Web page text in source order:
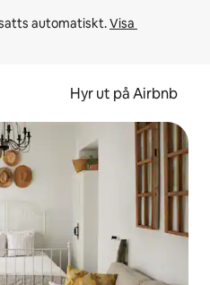
automatiskt. Visa
Hyr ut på Airbnb